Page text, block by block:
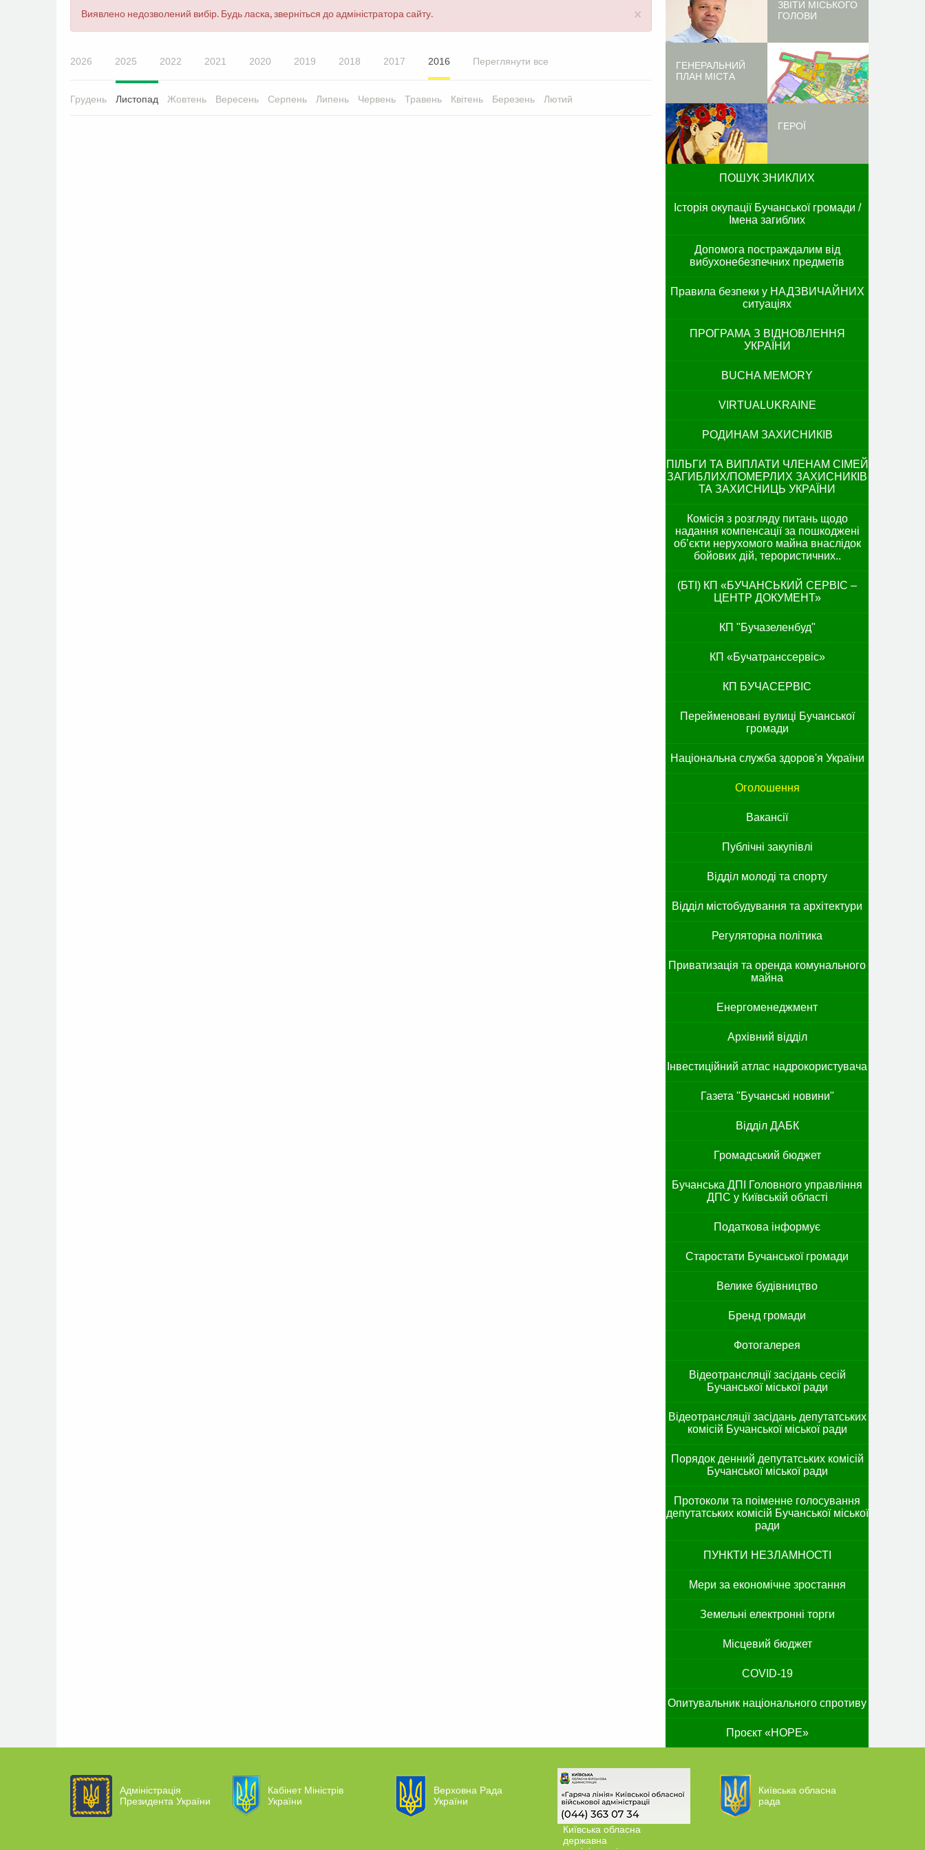
×
Повідомлення
Виявлено недозволений вибір. Будь ласка, зверніться до адміністратора сайту.
2026 2025 2022 2021 2020 2019 2018 2017 2016 Переглянути все
Грудень Листопад Жовтень Вересень Серпень Липень Червень Травень Квітень Березень Лютий
ЗВІТИ МІСЬКОГО
ГОЛОВИ
ГЕНЕРАЛЬНИЙ
ПЛАН МІСТА
ГЕРОЇ
ПОШУК ЗНИКЛИХ
Історія окупації Бучанської громади /
Імена загиблих
Допомога постраждалим від
вибухонебезпечних предметів
Правила безпеки у НАДЗВИЧАЙНИХ
ситуаціях
ПРОГРАМА З ВІДНОВЛЕННЯ
УКРАЇНИ
BUCHA MEMORY
VIRTUALUKRAINE
РОДИНАМ ЗАХИСНИКІВ
ПІЛЬГИ ТА ВИПЛАТИ ЧЛЕНАМ СІМЕЙ
ЗАГИБЛИХ/ПОМЕРЛИХ ЗАХИСНИКІВ
ТА ЗАХИСНИЦЬ УКРАЇНИ
Комісія з розгляду питань щодо
надання компенсації за пошкоджені
об’єкти нерухомого майна внаслідок
бойових дій, терористичних..
(БТІ) КП «БУЧАНСЬКИЙ СЕРВІС –
ЦЕНТР ДОКУМЕНТ»
КП "Бучазеленбуд"
КП «Бучатранссервіс»
КП БУЧАСЕРВІС
Перейменовані вулиці Бучанської
громади
Національна служба здоров'я України
Оголошення
Вакансії
Публічні закупівлі
Відділ молоді та спорту
Відділ містобудування та архітектури
Регуляторна політика
Приватизація та оренда комунального
майна
Енергоменеджмент
Архівний відділ
Інвестиційний атлас надрокористувача
Газета "Бучанські новини"
Відділ ДАБК
Громадський бюджет
Бучанська ДПІ Головного управління
ДПС у Київській області
Податкова інформує
Старостати Бучанської громади
Велике будівництво
Бренд громади
Фотогалерея
Відеотрансляції засідань сесій
Бучанської міської ради
Відеотрансляції засідань депутатських
комісій Бучанської міської ради
Порядок денний депутатських комісій
Бучанської міської ради
Протоколи та поіменне голосування
депутатських комісій Бучанської міської
ради
ПУНКТИ НЕЗЛАМНОСТІ
Мери за економічне зростання
Земельні електронні торги
Місцевий бюджет
COVID-19
Опитувальник національного спротиву
Проєкт «HOPE»
Адміністрація
Президента України
Кабінет Міністрів
України
Верховна Рада
України
Київська обласна
державна
Київська обласна
рада